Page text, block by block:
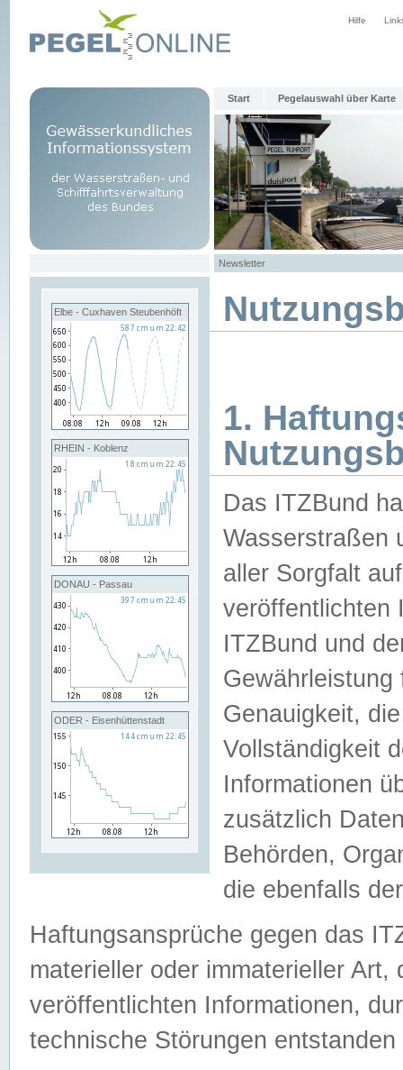
Hilfe
Start Pegelauswahl über Karte
Newsletter
Elbe - Cuxhaven Steubenhöft
RHEIN - Koblenz
DONAU - Passau
ODER - Eisenhüttenstadt
1.
Das ITZBund
Wasserstraßen
aller Sorgfalt
veröffentlichten
ITZBund und
Genauigkeit,
Vollständigkeit
Informationen
zusätzlich
Behörden,
die ebenfalls
Haftungsansprüche gegen das
materieller oder immaterieller
veröffentlichten Informationen,
technische Störungen